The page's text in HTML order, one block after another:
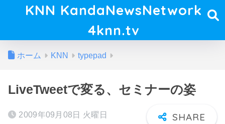
KNN KandaNewsNetwork
4knn.tv
ホーム KNN typepad
LiveTweetで変る、セミナーの姿
2009年09月08日 火曜日